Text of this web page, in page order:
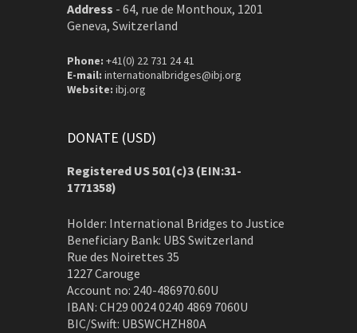
Address - 64, rue de Monthoux, 1201
Geneva, Switzerland
Phone: +41(0) 22 731 24 41
E-mail: internationalbridges@ibj.org
Website: ibj.org
DONATE (USD)
Registered US 501(c)3 (EIN:31-
1771358)
Holder: International Bridges to Justice
Beneficiary Bank: UBS Switzerland
Rue des Noirettes 35
1227 Carouge
Account no: 240-486970.60U
IBAN: CH29 0024 0240 4869 7060U
BIC/Swift: UBSWCHZH80A